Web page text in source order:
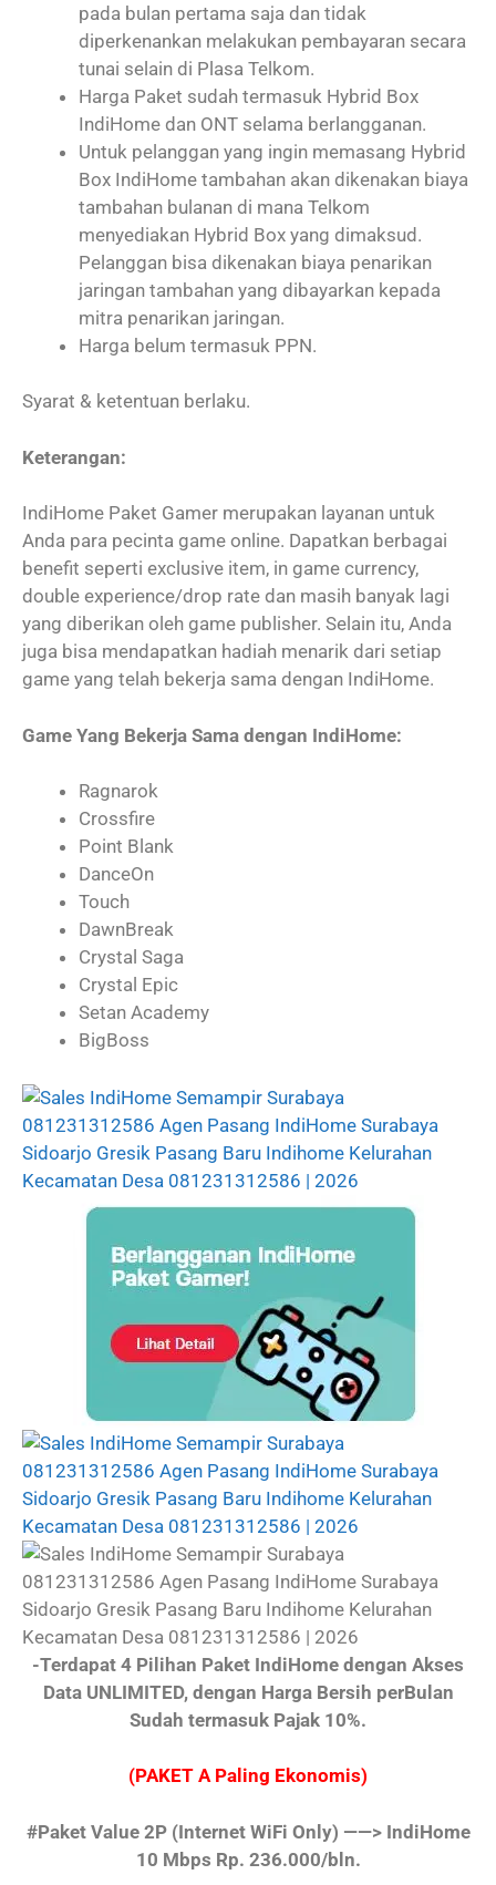
pada bulan pertama saja dan tidak
diperkenankan melakukan pembayaran secara
tunai selain di Plasa Telkom.
Harga Paket sudah termasuk Hybrid Box
IndiHome dan ONT selama berlangganan.
Untuk pelanggan yang ingin memasang Hybrid
Box IndiHome tambahan akan dikenakan biaya
tambahan bulanan di mana Telkom
menyediakan Hybrid Box yang dimaksud.
Pelanggan bisa dikenakan biaya penarikan
jaringan tambahan yang dibayarkan kepada
mitra penarikan jaringan.
Harga belum termasuk PPN.
Syarat & ketentuan berlaku.
Keterangan:
IndiHome Paket Gamer merupakan layanan untuk
Anda para pecinta game online. Dapatkan berbagai
benefit seperti exclusive item, in game currency,
double experience/drop rate dan masih banyak lagi
yang diberikan oleh game publisher. Selain itu, Anda
juga bisa mendapatkan hadiah menarik dari setiap
game yang telah bekerja sama dengan IndiHome.
Game Yang Bekerja Sama dengan IndiHome:
Ragnarok
Crossfire
Point Blank
DanceOn
Touch
DawnBreak
Crystal Saga
Crystal Epic
Setan Academy
BigBoss
-Terdapat 4 Pilihan Paket IndiHome dengan Akses
Data UNLIMITED, dengan Harga Bersih perBulan
Sudah termasuk Pajak 10%.
(PAKET A Paling Ekonomis)
#Paket Value 2P (Internet WiFi Only) ——> IndiHome
10 Mbps Rp. 236.000/bln.